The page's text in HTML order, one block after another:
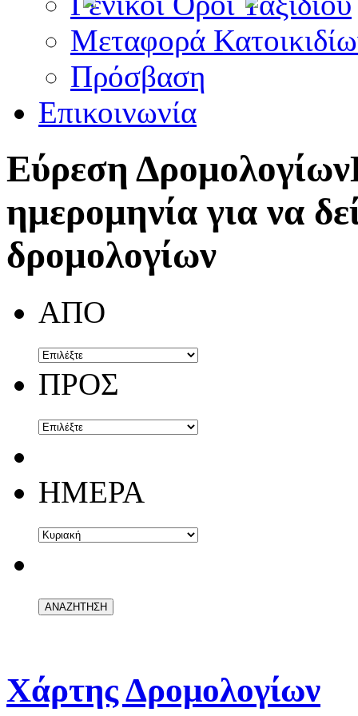
Μεταφορά
Πρόσβαση
Επικοινωνία
Εύρεση Δρομολογίων
ημερομηνία για να
δρομολογίων
ΑΠΟ
ΠΡΟΣ
ΗΜΕΡΑ
Χάρτης Δρομολογίων